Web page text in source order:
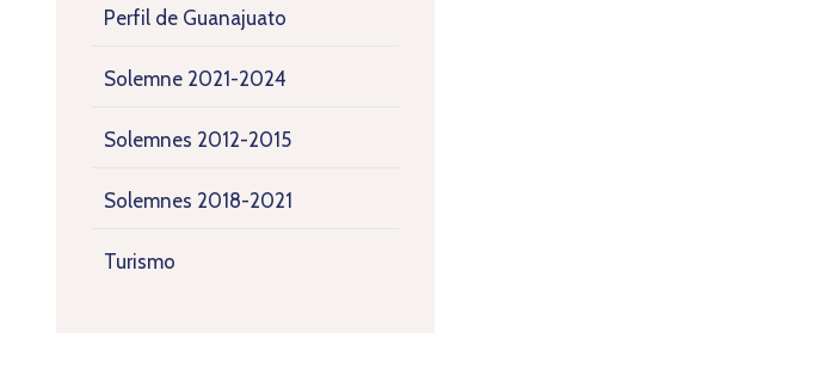
Perfil de Guanajuato
Solemne 2021-2024
Solemnes 2012-2015
Solemnes 2018-2021
Turismo